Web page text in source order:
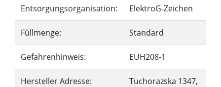
Entsorgungsorganisation: ElektroG-Zeichen
Füllmenge: Standard
Gefahrenhinweis: EUH208-1
Hersteller Adresse:
Tuchorazska 1347,